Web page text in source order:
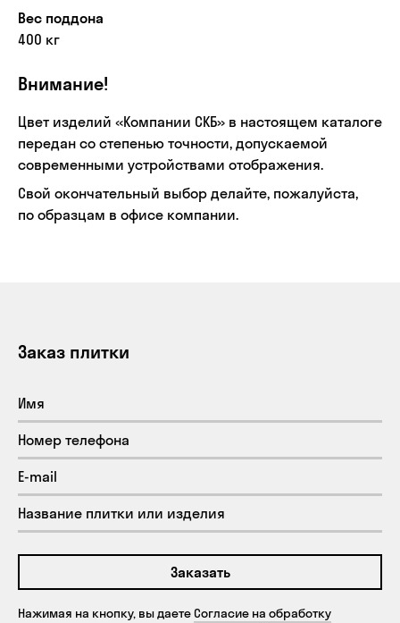
Вес поддона
400 кг
Внимание!
Цвет изделий «Компании СКБ» в настоящем каталоге
передан со степенью точности, допускаемой
современными устройствами отображения.
Свой окончательный выбор делайте, пожалуйста,
по образцам в офисе компании.
Заказ плитки
Заказать
Нажимая на кнопку, вы даетеСогласие на обработку